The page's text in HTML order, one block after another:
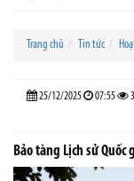
Trang chủ Tin tức
25/12/2025 07:55
Bảo tàng Lịch sử